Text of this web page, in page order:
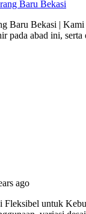
Baru Bekasi |
pada abad ini,
ago
untuk